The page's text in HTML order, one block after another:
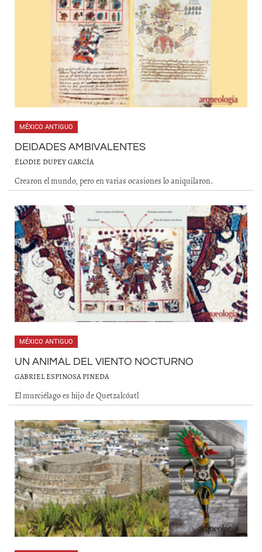
MÉXICO ANTIGUO
DEIDADES AMBIVALENTES
ÉLODIE DUPEY GARCÍA
Crearon el mundo, pero en varias ocasiones lo aniquilaron.
MÉXICO ANTIGUO
UN ANIMAL DEL VIENTO NOCTURNO
GABRIEL ESPINOSA PINEDA
El murciélago es hijo de Quetzalcóatl